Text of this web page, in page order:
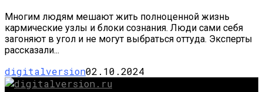
Многим людям мешают жить полноценной жизнь
кармические узлы и блоки сознания. Люди сами себя
загоняют в угол и не могут выбраться оттуда. Эксперты
рассказали...
digitalversion02.10.2024